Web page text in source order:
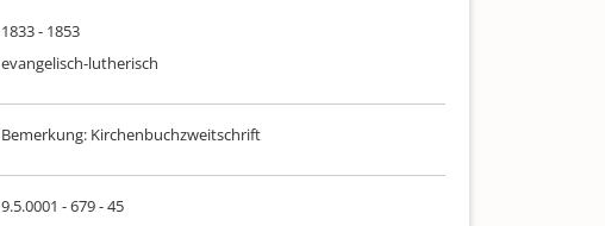
1833 - 1853
evangelisch-lutherisch
Bemerkung: Kirchenbuchzweitschrift
9.5.0001 - 679 - 45